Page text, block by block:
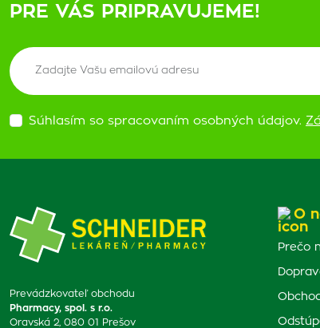
PRE VÁS PRIPRAVUJEME!
Súhlasím so spracovaním osobných údajov.
Prevádzkovateľ obchodu
Pharmacy, spol. s r.o.
Oravská 2, 080 01 Prešov
O
Prečo